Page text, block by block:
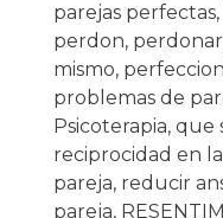
parejas perfectas,
perdon, perdonar
mismo,
problemas de
Psicoterapia, que
reciprocidad en
pareja, reducir
pareja,